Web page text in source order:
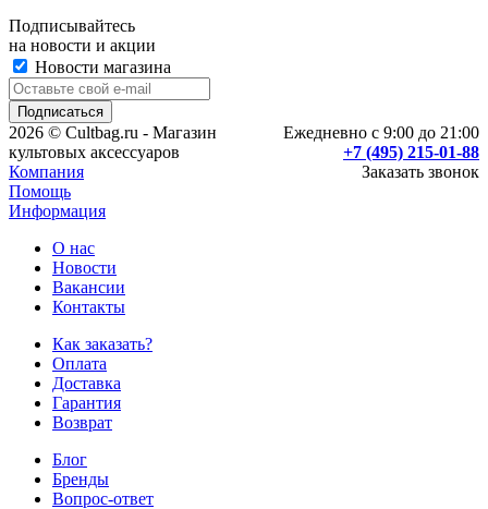
Подписывайтесь
на новости и акции
Новости магазина
Ежедневно с 9:00 до 21:00
+7 (495) 215-01-88
Заказать звонок
2026 © Cultbag.ru - Магазин
культовых аксессуаров
Компания
Помощь
Информация
О нас
Новости
Вакансии
Контакты
Как заказать?
Оплата
Доставка
Гарантия
Возврат
Блог
Бренды
Вопрос-ответ